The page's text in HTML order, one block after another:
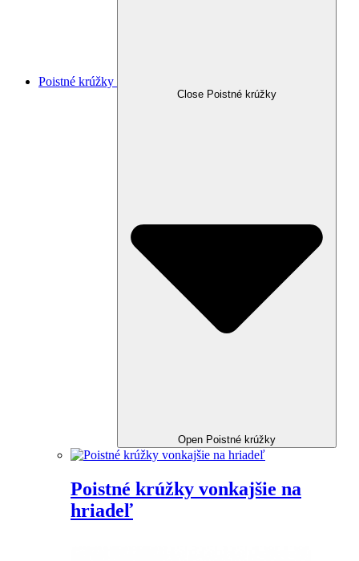
Poistné krúžky
Close Poistné krúžky
Open Poistné krúžky
Poistné krúžky vonkajšie na
hriadeľ